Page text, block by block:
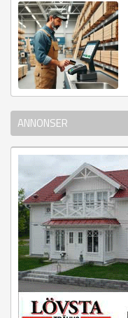
ANNONSER